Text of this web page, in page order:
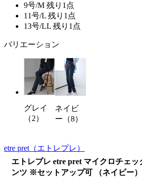
9号/M 残り1点
11号/L 残り1点
13号/LL 残り1点
バリエーション
グレイ
（2）
ネイビ
ー（8）
etre pret （エトレプレ）
エトレプレ etre pret マイクロチェ
ンツ ※セットアップ可 （ネイビー）